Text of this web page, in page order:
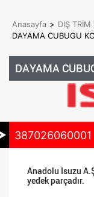
Anasayfa > DIŞ TRİM
DAYAMA CUBUGU
DAYAMA
387026060001
Anadolu Isuzu
yedek parçadır.